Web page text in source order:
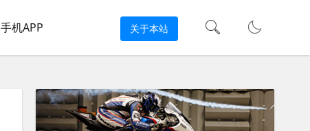
手机APP 关于本站